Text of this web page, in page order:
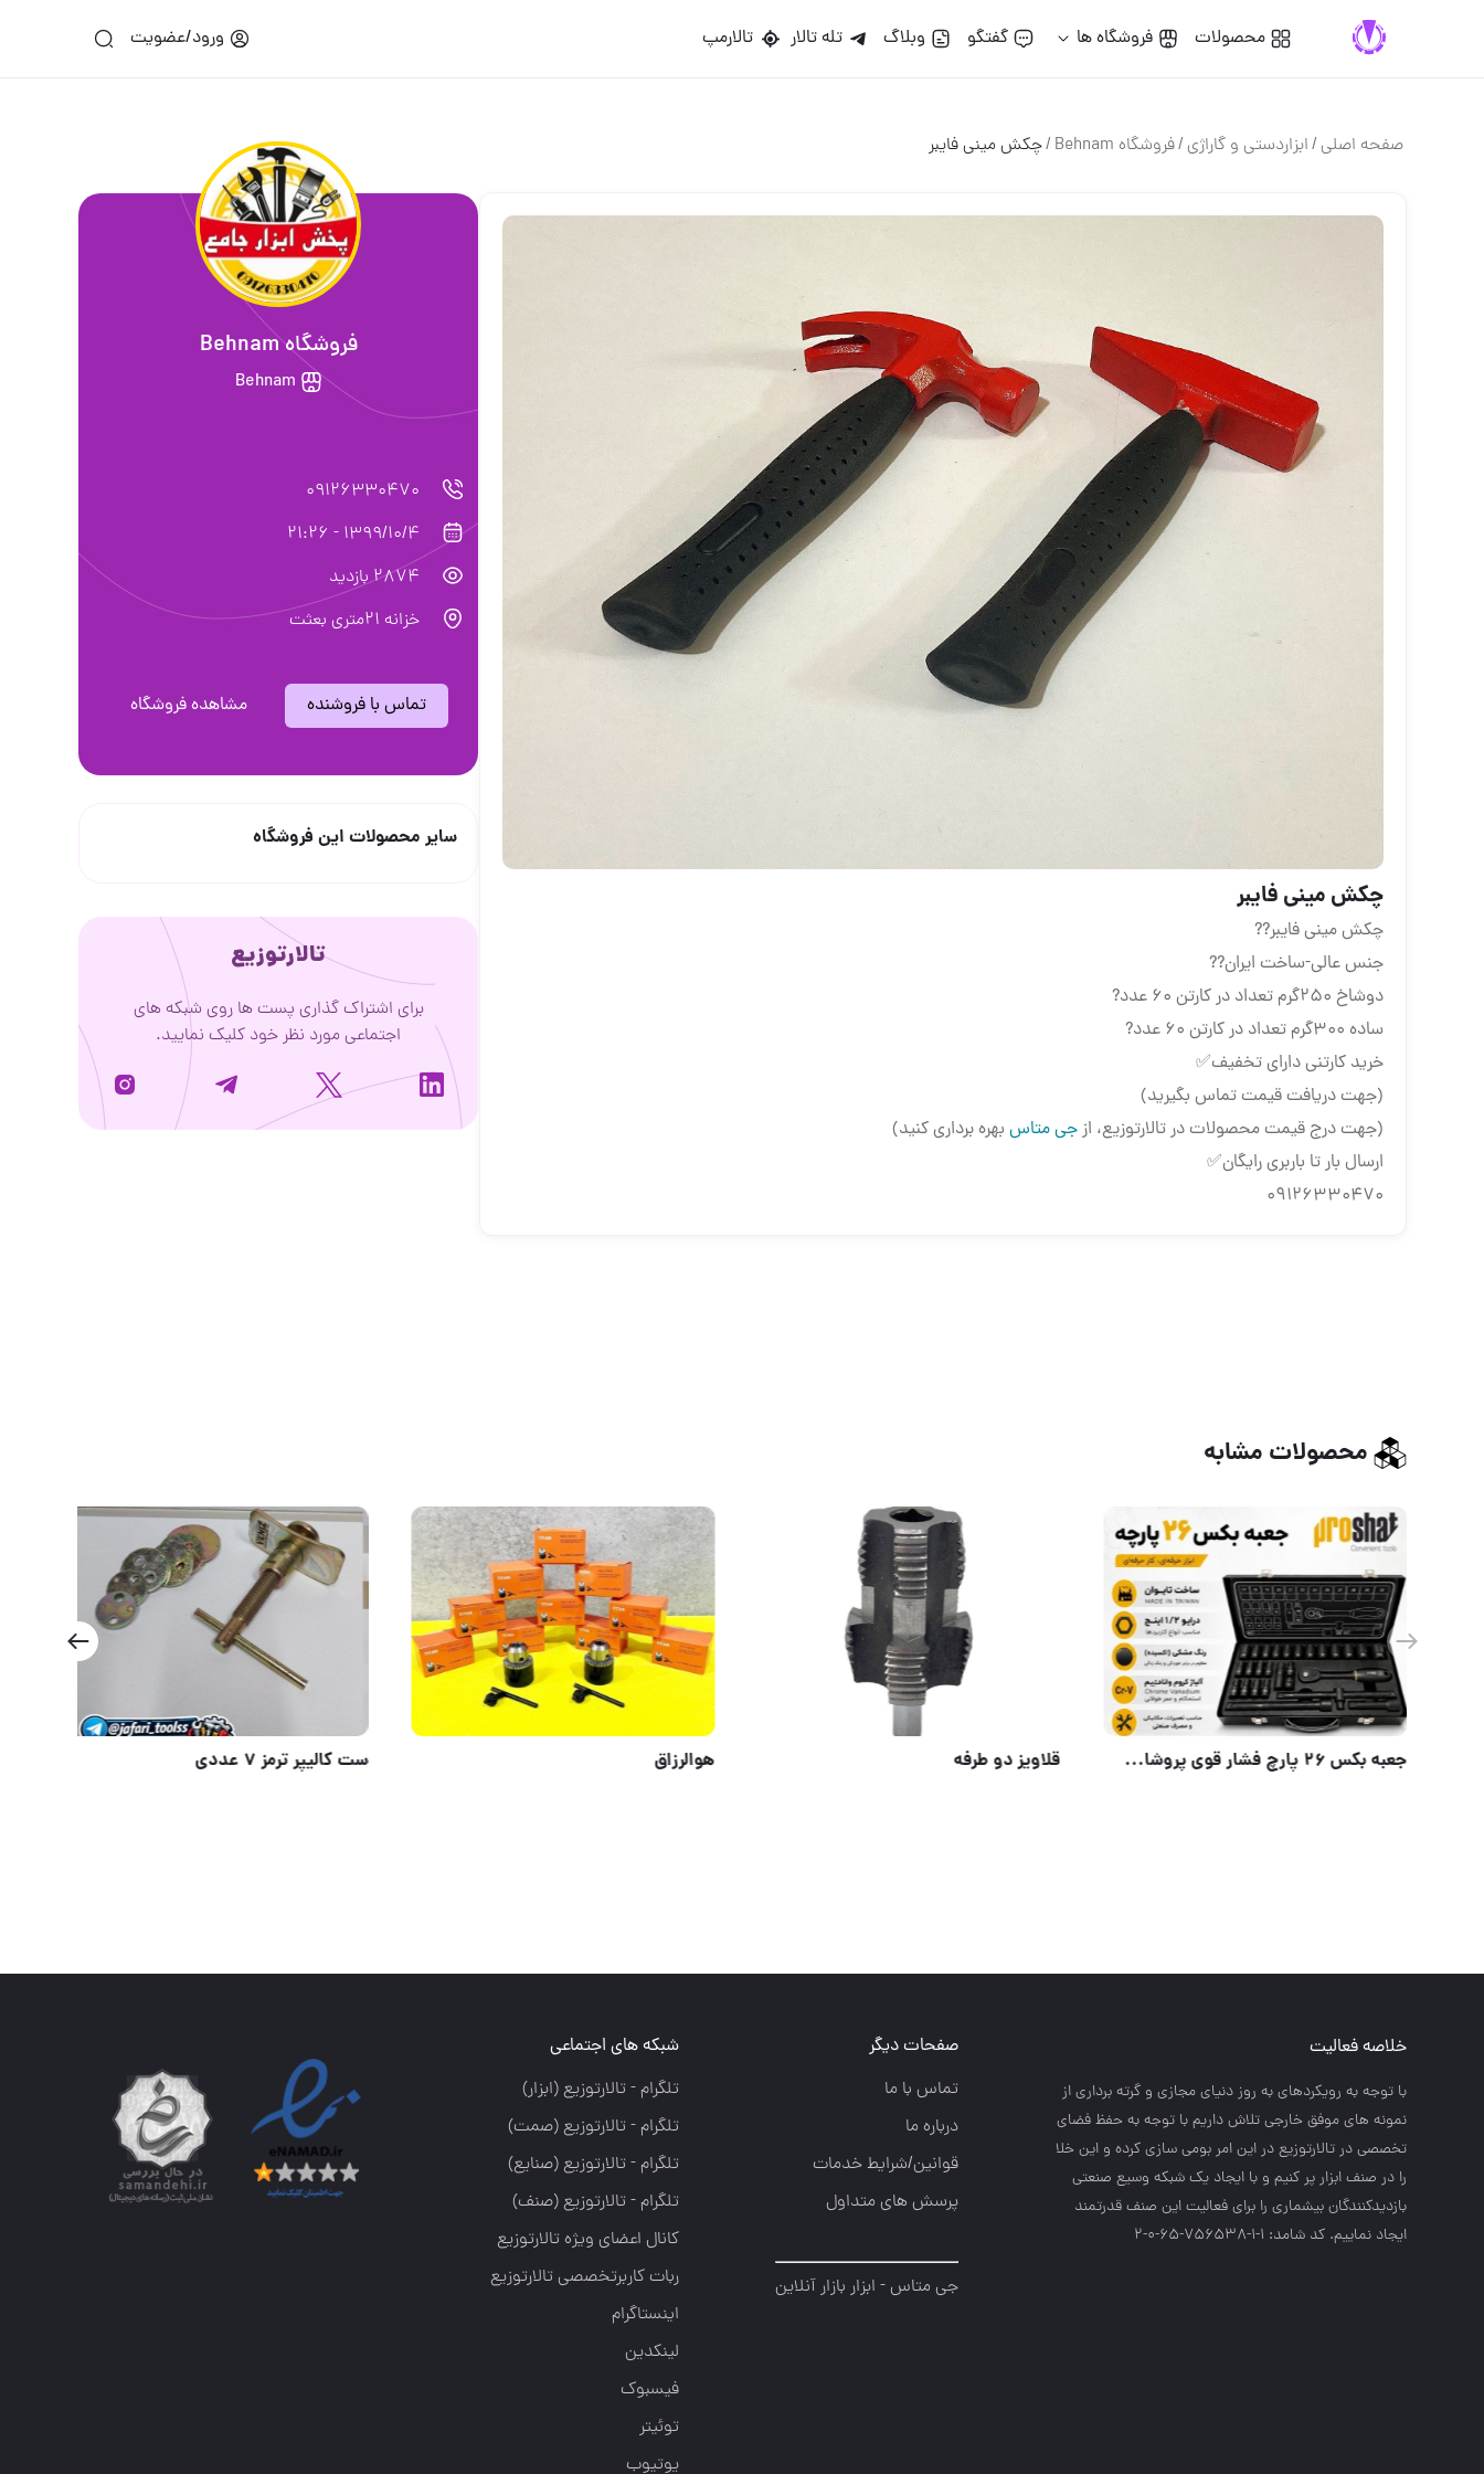
محصولات فروشگاه ها گفتگو وبلاگ تله تالار تالارمپ ورود/عضویت
صفحه اصلی/ابزاردستی و گاراژی/فروشگاه Behnam /چکش مینی فایبر
چکش مینی فایبر
چکش مینی فایبر??
جنس عالی-ساخت ایران??
دوشاخ ۲۵۰گرم تعداد در کارتن ۶۰ عدد?
ساده ۳۰۰گرم تعداد در کارتن ۶۰ عدد?
خرید کارتنی دارای تخفیف✅
(جهت دریافت قیمت تماس بگیرید)
(جهت درج قیمت محصولات در تالارتوزیع، ازجی متاس بهره برداری کنید)
ارسال بار تا باربری رایگان✅
09126330470
فروشگاه Behnam
Behnam
09126330470
1399/10/4 - 21:26
2874 بازدید
خزانه ۲۱متری بعثت
تماس با فروشنده مشاهده فروشگاه
سایر محصولات این فروشگاه
تالارتوزیع
برای اشتراک گذاری پست ها روی شبکه های
اجتماعی مورد نظر خود کلیک نمایید.
محصولات مشابه
گیج باد تفنگی ساده اندریمان قلاویز دو طرفه
خلاصه فعالیت
با توجه به رويكردهاي به روز دنياي مجازي و گرته برداري از
نمونه هاي موفق خارجي تلاش داريم با توجه به حفظ فضاي
تخصصي در تالارتوزيع در اين امر بومي سازي كرده و اين خلا
را در صنف ابزار پر كنيم و با ايجاد يك شبكه وسيع صنعتي
بازديدكنندگان بيشماري را براي فعاليت اين صنف قدرتمند
ايجاد نماييم. کد شامد: 1-1-756538-65-0-2
صفحات دیگر
تماس با ما
درباره ما
قوانین/شرایط خدمات
پرسش های متداول
جی متاس - ابزار بازار آنلاین
شبکه های اجتماعی
تلگرام - تالارتوزيع (ابزار)
تلگرام - تالارتوزيع (صمت)
تلگرام - تالارتوزيع (صنايع)
تلگرام - تالارتوزیع (صنف)
کانال اعضای ویژه تالارتوزیع
ربات کاربرتخصصی تالارتوزیع
اینستاگرام
لینکدین
فیسبوک
توئیتر
یوتیوب